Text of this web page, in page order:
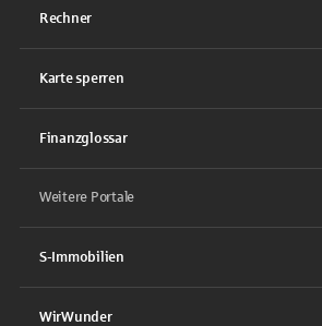
Rechner
Karte sperren
Finanzglossar
Weitere Portale
S-Immobilien
WirWunder